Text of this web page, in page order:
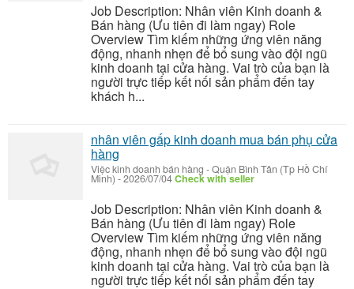
Job Description: Nhân viên Kinh doanh &
Bán hàng (Ưu tiên đi làm ngay) Role
Overview Tìm kiếm những ứng viên năng
động, nhanh nhẹn để bổ sung vào đội ngũ
kinh doanh tại cửa hàng. Vai trò của bạn là
người trực tiếp kết nối sản phẩm đến tay
khách h...
nhân viên gấp kinh doanh mua bán phụ cửa
hàng
Việc kinh doanh bán hàng -Quận Bình Tân (Tp Hồ Chí
Minh) -2026/07/04Check with seller
Job Description: Nhân viên Kinh doanh &
Bán hàng (Ưu tiên đi làm ngay) Role
Overview Tìm kiếm những ứng viên năng
động, nhanh nhẹn để bổ sung vào đội ngũ
kinh doanh tại cửa hàng. Vai trò của bạn là
người trực tiếp kết nối sản phẩm đến tay